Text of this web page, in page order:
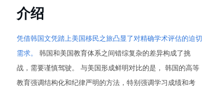
介绍
凭借韩国文凭踏上美国移民之旅凸显了对精确学术评估的迫切
需求。
韩国和美国教育体系之间错综复杂的差异构成了挑
战，需要谨慎驾驶。 与美国形成鲜明对比的是， 韩国的高等
教育强调结构化和纪律严明的方法，特别强调学习成绩和考